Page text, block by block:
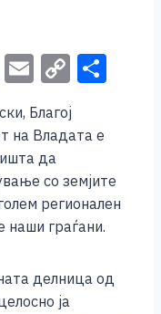
Vi E
m
ai
l
C
o
p
Li
n
k
Благој
на Владата е
да
со земјите
регионален
наши граѓани.
делница од
ја